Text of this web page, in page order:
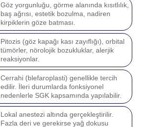
Göz yorgunluğu, görme alanında kısıtlılık,
baş ağrısı, estetik bozulma, nadiren
kirpiklerin göze batması.
Pitozis (göz kapağı kası zayıflığı), orbital
tümörler, nörolojik bozukluklar, alerjik
reaksiyonlar.
Cerrahi (blefaroplasti) genellikle tercih
edilir. İleri durumlarda fonksiyonel
nedenlerle SGK kapsamında yapılabilir.
Lokal anestezi altında gerçekleştirilir.
Fazla deri ve gerekirse yağ dokusu